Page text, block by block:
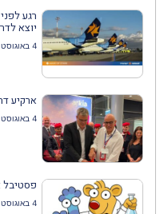
רגע
יוצא
4 באוגוסט 2026
ארקיע
4 באוגוסט 2026
פסטיבל
4 באוגוסט 2026